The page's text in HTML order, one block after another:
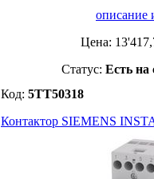
описание
Цена:
Статус: Есть на
Код: 5TT50318
Контактор SIEMENS